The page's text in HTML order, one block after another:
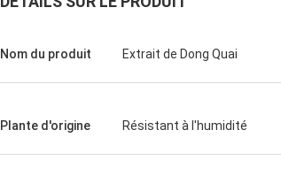
Nom du produit Extrait de Dong Quai
Plante d'origine Résistant à l'humidité